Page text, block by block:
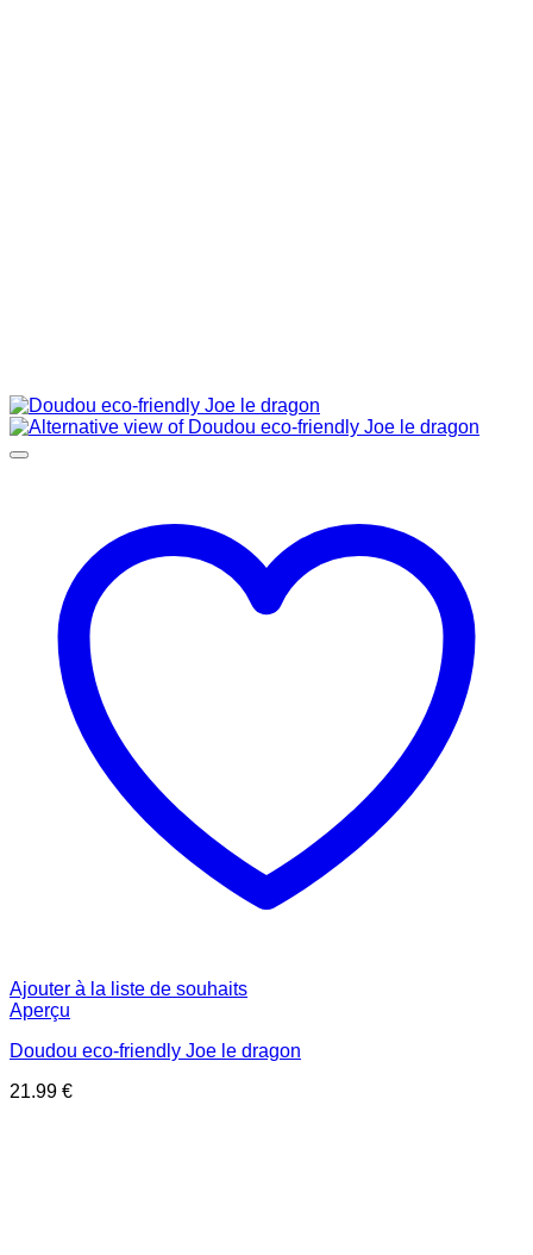
Ajouter à la liste de souhaits
Aperçu
Doudou eco-friendly Joe le dragon
21.99 €